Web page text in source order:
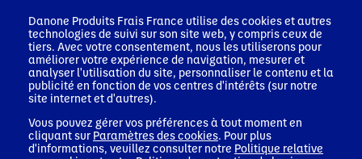
Contactez-nous en sélectionnant la catégorie de
produit concernée.
Eaux minérales naturelles
Danone Produits Frais France utilise des cookies et autres
technologies de suivi sur son site web, y compris ceux de
tiers. Avec votre consentement, nous les utiliserons pour
améliorer votre expérience de navigation, mesurer et
analyser l'utilisation du site, personnaliser le contenu et la
publicité en fonction de vos centres d'intérêts (sur notre
site internet et d'autres).
Vous pouvez gérer vos préférences à tout moment en
cliquant sur Paramètres des cookies . Pour plus
d'informations, veuillez consulter notre Politique relative